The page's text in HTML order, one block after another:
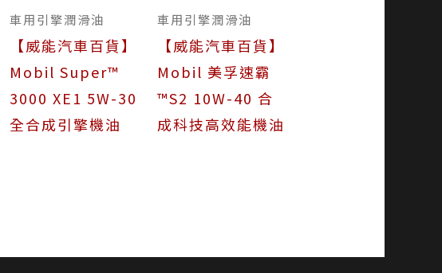
車用引擎潤滑油
【威能汽車百貨】
Mobil Super™
3000 XE1 5W-30
全合成引擎機油
車用引擎潤滑油
【威能汽車百貨】
Mobil 美孚速霸
™S2 10W-40 合
成科技高效能機油